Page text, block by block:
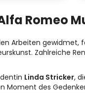
Romeo
Arbeiten
Zahlreiche
Linda Stricker,
Moment des